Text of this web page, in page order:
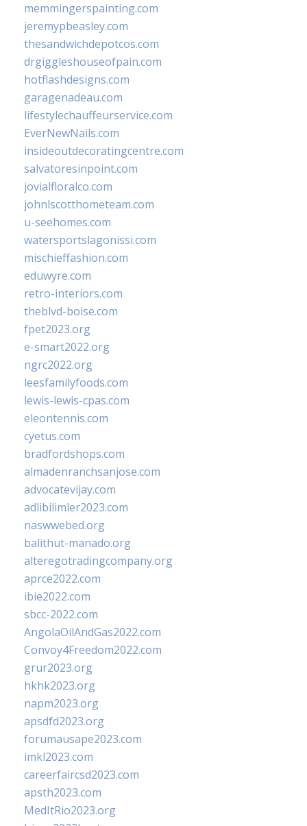
memmingerspainting.com
jeremypbeasley.com
thesandwichdepotcos.com
drgiggleshouseofpain.com
hotflashdesigns.com
garagenadeau.com
lifestylechauffeurservice.com
EverNewNails.com
insideoutdecoratingcentre.com
salvatoresinpoint.com
jovialfloralco.com
johnlscotthometeam.com
u-seehomes.com
watersportslagonissi.com
mischieffashion.com
eduwyre.com
retro-interiors.com
theblvd-boise.com
fpet2023.org
e-smart2022.org
ngrc2022.org
leesfamilyfoods.com
lewis-lewis-cpas.com
eleontennis.com
cyetus.com
bradfordshops.com
almadenranchsanjose.com
advocatevijay.com
adlibilimler2023.com
naswwebed.org
balithut-manado.org
alteregotradingcompany.org
aprce2022.com
ibie2022.com
sbcc-2022.com
AngolaOilAndGas2022.com
Convoy4Freedom2022.com
grur2023.org
hkhk2023.org
napm2023.org
apsdfd2023.org
forumausape2023.com
imkl2023.com
careerfaircsd2023.com
apsth2023.com
MedItRio2023.org